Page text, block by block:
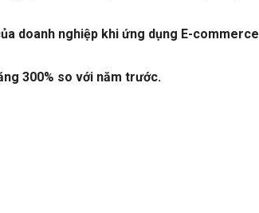
doanh nghiệp khi ứng dụng E-commerce
300% so với năm trước.